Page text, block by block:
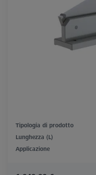
Tipologia di prodotto
Lunghezza (L)
Applicazione